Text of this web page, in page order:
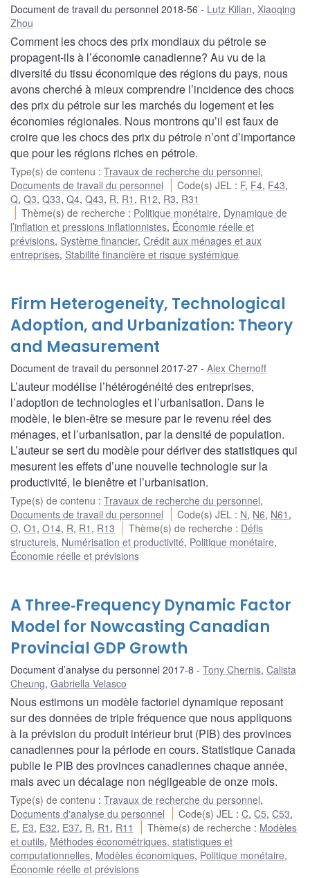
Document de travail du personnel 2018-56 Lutz Kilian, Xiaoqing
Zhou
Comment les chocs des prix mondiaux du pétrole se
propagent-ils à l’économie canadienne? Au vu de la
diversité du tissu économique des régions du pays, nous
avons cherché à mieux comprendre l’incidence des chocs
des prix du pétrole sur les marchés du logement et les
économies régionales. Nous montrons qu’il est faux de
croire que les chocs des prix du pétrole n’ont d’importance
que pour les régions riches en pétrole.
Type(s) de contenu : Travaux de recherche du personnel,
Documents de travail du personnel
Code(s) JEL : F, F4, F43,
Q, Q3, Q33, Q4, Q43, R, R1 , R12, R3, R31
Thème(s) de recherche : Politique monétaire, Dynamique de
l’inflation et pressions inflationnistes, Économie réelle et
prévisions, Système financier, Crédit aux ménages et aux
entreprises, Stabilité financière et risque systémique
Firm Heterogeneity, Technological
Adoption, and Urbanization: Theory
and Measurement
Document de travail du personnel 2017-27 Alex Chernoff
L’auteur modélise l’hétérogénéité des entreprises,
l’adoption de technologies et l’urbanisation. Dans le
modèle, le bien-être se mesure par le revenu réel des
ménages, et l’urbanisation, par la densité de population.
L’auteur se sert du modèle pour dériver des statistiques qui
mesurent les effets d’une nouvelle technologie sur la
productivité, le bienêtre et l’urbanisation.
Type(s) de contenu : Travaux de recherche du personnel,
Documents de travail du personnel
Code(s) JEL : N, N6, N61 ,
O, O1 , O14, R, R1 , R13 Thème(s) de recherche : Défis
structurels, Numérisation et productivité, Politique monétaire,
Économie réelle et prévisions
A Three‐Frequency Dynamic Factor
Model for Nowcasting Canadian
Provincial GDP Growth
Document d’analyse du personnel 2017-8 Tony Chernis, Calista
Cheung, Gabriella Velasco
Nous estimons un modèle factoriel dynamique reposant
sur des données de triple fréquence que nous appliquons
à la prévision du produit intérieur brut (PIB) des provinces
canadiennes pour la période en cours. Statistique Canada
publie le PIB des provinces canadiennes chaque année,
mais avec un décalage non négligeable de onze mois.
Type(s) de contenu : Travaux de recherche du personnel,
Documents d'analyse du personnel
Code(s) JEL :C,C5,C53,
E, E3, E32, E37, R, R1 , R11 Thème(s) de recherche : Modèles
et outils, Méthodes économétriques, statistiques et
computationnelles, Modèles économiques, Politique monétaire,
Économie réelle et prévisions